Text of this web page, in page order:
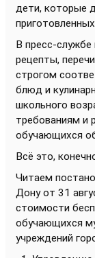
дети, которые
В пресс-службе
рецепты,
строгом
блюд и
школьного
требованиям и
обучающихся
Всё это,
Читаем
Дону от 31
стоимости
обучающихся
учреждений